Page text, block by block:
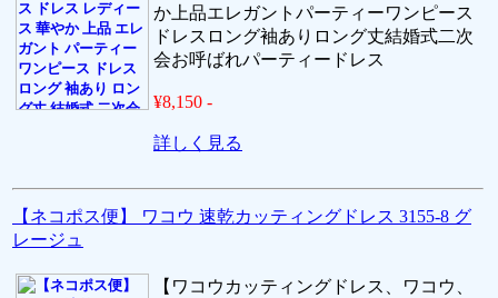
か上品エレガントパーティーワンピース
ドレスロング袖ありロング丈結婚式二次
会お呼ばれパーティードレス
¥8,150 -
詳しく見る
【ネコポス便】 ワコウ 速乾カッティングドレス 3155-8 グ
レージュ
【ワコウカッティングドレス、ワコウ、